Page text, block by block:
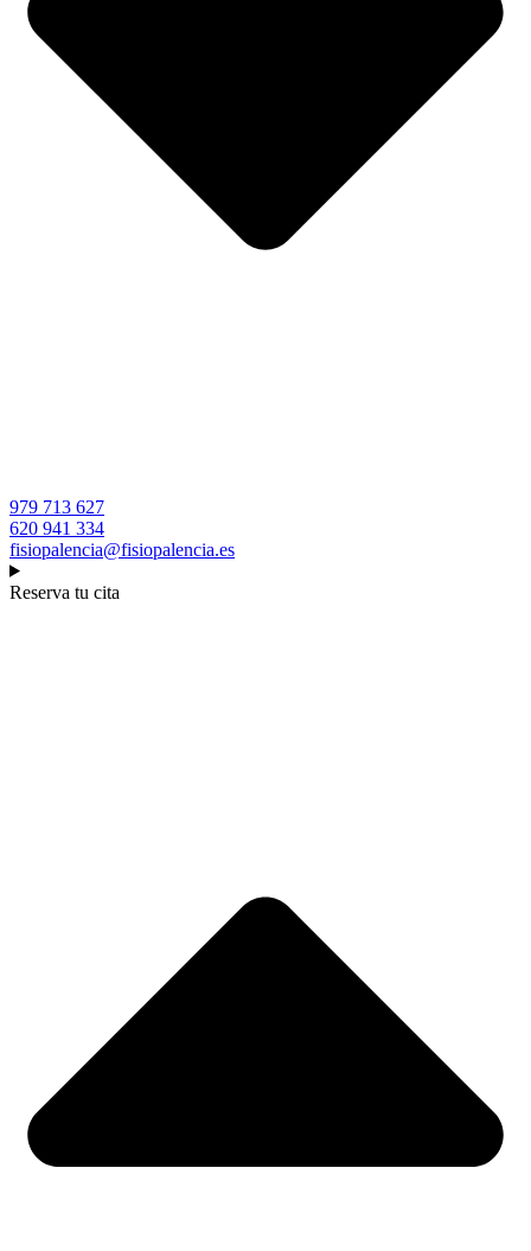
979 713 627
620 941 334
fisiopalencia@fisiopalencia.es
Reserva tu cita